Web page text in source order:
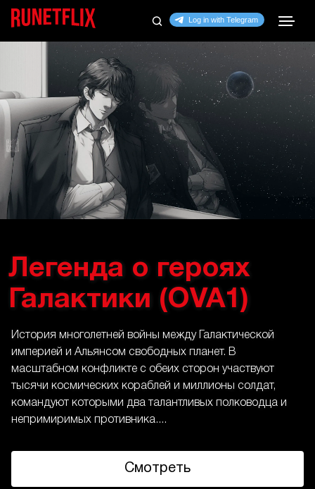
Легенда о героях
Галактики (OVA1)
История многолетней войны между Галактической
империей и Альянсом свободных планет. В
масштабном конфликте с обеих сторон участвуют
тысячи космических кораблей и миллионы солдат,
командуют которыми два талантливых полководца и
непримиримых противника....
Смотреть